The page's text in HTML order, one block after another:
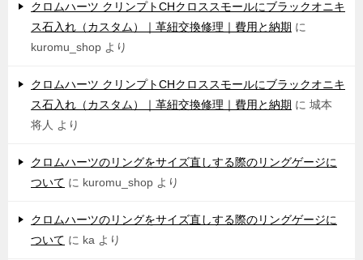
クロムハーツ クリンプトCHクロススモールにブラックオニキ
ス石入れ（カスタム）｜革紐交換修理｜費用と納期 に
kuromu_shop より
クロムハーツ クリンプトCHクロススモールにブラックオニキ
ス石入れ（カスタム）｜革紐交換修理｜費用と納期 に 城本
将人 より
クロムハーツのリングをサイズ直しする際のリングゲージに
ついて に kuromu_shop より
クロムハーツのリングをサイズ直しする際のリングゲージに
ついて に ka より